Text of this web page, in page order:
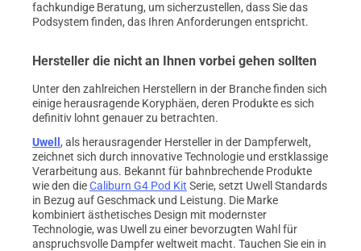
fachkundige Beratung, um sicherzustellen, dass Sie das
Podsystem finden, das Ihren Anforderungen entspricht.
Hersteller die nicht an Ihnen vorbei gehen sollten
Unter den zahlreichen Herstellern in der Branche finden sich
einige herausragende Koryphäen, deren Produkte es sich
definitiv lohnt genauer zu betrachten.
Uwell , als herausragender Hersteller in der Dampferwelt,
zeichnet sich durch innovative Technologie und erstklassige
Verarbeitung aus. Bekannt für bahnbrechende Produkte
wie den dieCaliburn G4 Pod Kit Serie, setzt Uwell Standards
in Bezug auf Geschmack und Leistung. Die Marke
kombiniert ästhetisches Design mit modernster
Technologie, was Uwell zu einer bevorzugten Wahl für
anspruchsvolle Dampfer weltweit macht. Tauchen Sie ein in